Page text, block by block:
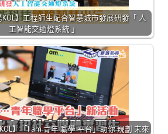
KOL】工程師生配合智慧城市發展研發「 人
工智能交通燈系統 」
】「I am 青年 職學 平台」助你 規劃 末來